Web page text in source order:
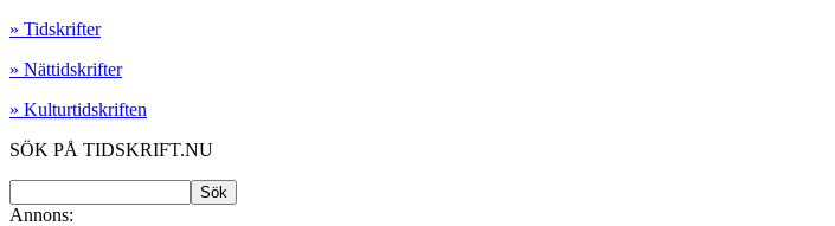
» Tidskrifter
» Nättidskrifter
» Kulturtidskriften
SÖK PÅ TIDSKRIFT.NU
Annons: